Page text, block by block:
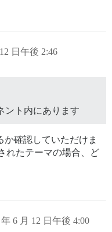
日午後 2:46
ント内にあります
か確認していただけま
れたテーマの場合、ど
年 6 月 12 日午後 4:00